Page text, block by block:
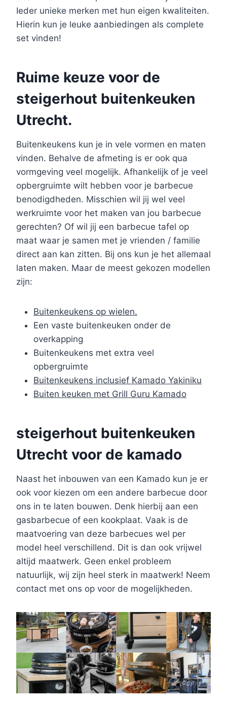
Ieder unieke merken met hun eigen kwaliteiten.
Hierin kun je leuke aanbiedingen als complete
set vinden!
Ruime keuze voor de
steigerhout buitenkeuken
Utrecht.
Buitenkeukens kun je in vele vormen en maten
vinden. Behalve de afmeting is er ook qua
vormgeving veel mogelijk. Afhankelijk of je veel
opbergruimte wilt hebben voor je barbecue
benodigdheden. Misschien wil jij wel veel
werkruimte voor het maken van jou barbecue
gerechten? Of wil jij een barbecue tafel op
maat waar je samen met je vrienden / familie
direct aan kan zitten. Bij ons kun je het allemaal
laten maken. Maar de meest gekozen modellen
zijn:
Buitenkeukens op wielen.
Een vaste buitenkeuken onder de
overkapping
Buitenkeukens met extra veel
opbergruimte
Buitenkeukens inclusief Kamado Yakiniku
Buiten keuken met Grill Guru Kamado
steigerhout buitenkeuken
Utrecht voor de kamado
Naast het inbouwen van een Kamado kun je er
ook voor kiezen om een andere barbecue door
ons in te laten bouwen. Denk hierbij aan een
gasbarbecue of een kookplaat. Vaak is de
maatvoering van deze barbecues wel per
model heel verschillend. Dit is dan ook vrijwel
altijd maatwerk. Geen enkel probleem
natuurlijk, wij zijn heel sterk in maatwerk! Neem
contact met ons op voor de mogelijkheden.